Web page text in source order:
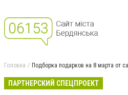
Головна Подборка подарков на 8 марта от
ПАРТНЕРСКИЙ СПЕЦПРОЕКТ